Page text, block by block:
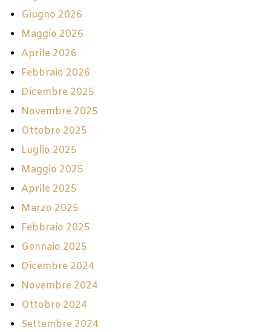
Giugno 2026
Maggio 2026
Aprile 2026
Febbraio 2026
Dicembre 2025
Novembre 2025
Ottobre 2025
Luglio 2025
Maggio 2025
Aprile 2025
Marzo 2025
Febbraio 2025
Gennaio 2025
Dicembre 2024
Novembre 2024
Ottobre 2024
Settembre 2024